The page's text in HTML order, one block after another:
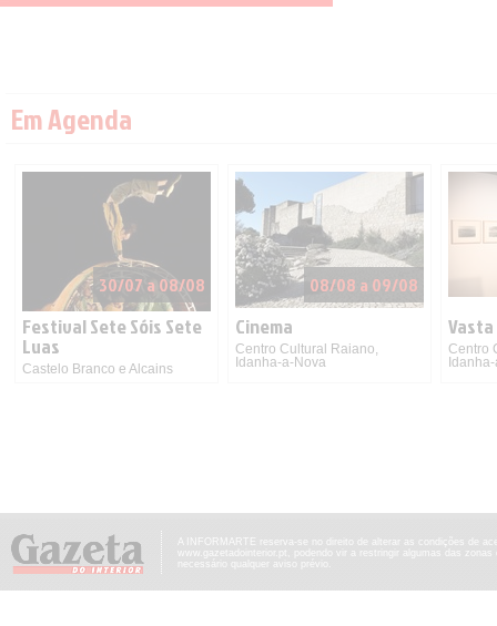
Em Agenda
30/07 a 08/08
Festival Sete Sóis Sete
Luas
Castelo Branco e Alcains
08/08 a 09/08
Cinema
Centro Cultural Raiano,
Idanha-a-Nova
Centro
A INFORMARTE reserva-se no direito de alterar as condições de
www.gazetadointerior.pt, podendo vir a restringir algumas das
necessário qualquer aviso prévio.